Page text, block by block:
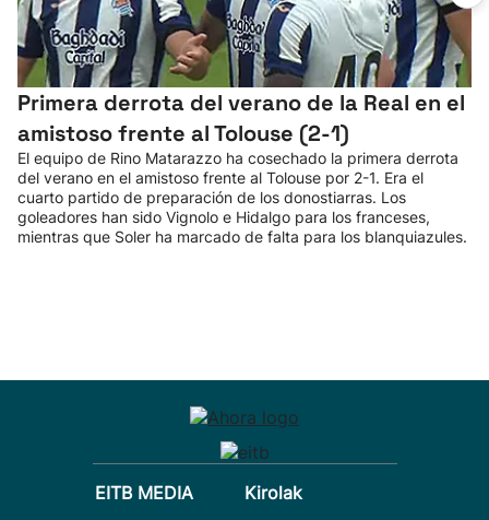
Primera derrota del verano de la Real en el
amistoso frente al Tolouse (2-1)
El equipo de Rino Matarazzo ha cosechado la primera derrota
del verano en el amistoso frente al Tolouse por 2-1. Era el
cuarto partido de preparación de los donostiarras. Los
goleadores han sido Vignolo e Hidalgo para los franceses,
mientras que Soler ha marcado de falta para los blanquiazules.
EITB MEDIA Kirolak